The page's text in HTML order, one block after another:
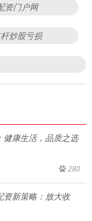
资门户网
炒股亏损
健康生活，品质之选
280
资新策略：放大收